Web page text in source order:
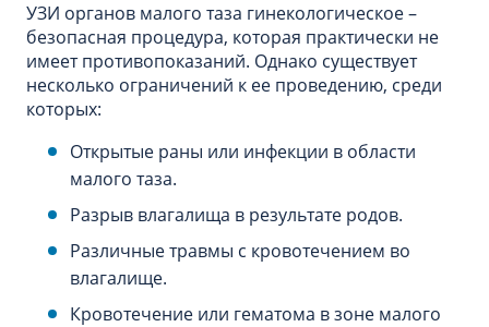
УЗИ органов малого таза гинекологическое –
безопасная процедура, которая практически не
имеет противопоказаний. Однако существует
несколько ограничений к ее проведению, среди
которых:
Открытые раны или инфекции в области
малого таза.
Разрыв влагалища в результате родов.
Различные травмы с кровотечением во
влагалище.
Кровотечение или гематома в зоне малого